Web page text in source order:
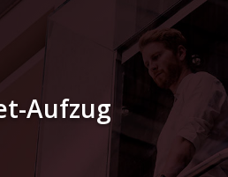
Aufzug